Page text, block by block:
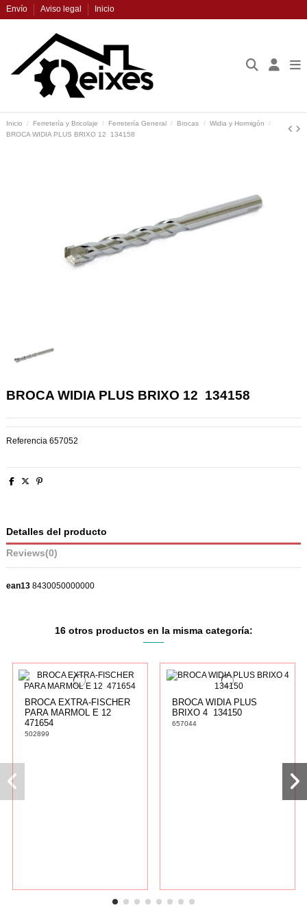
Envío Aviso legal Inicio
Inicio Ferretería y Bricolaje Ferretería General Brocas
Widia y Hormigón
BROCA WIDIA PLUS BRIXO 12  134158
BROCA WIDIA PLUS BRIXO 12  134158
Referencia 657052
Detalles del producto
Reviews(0)
ean13 8430050000000
16 otros productos en la misma categoría:
BROCA EXTRA-FISCHER
PARA MARMOL E 12 
471654
502899
BROCA WIDIA PLUS
BRIXO 4  134150
657044